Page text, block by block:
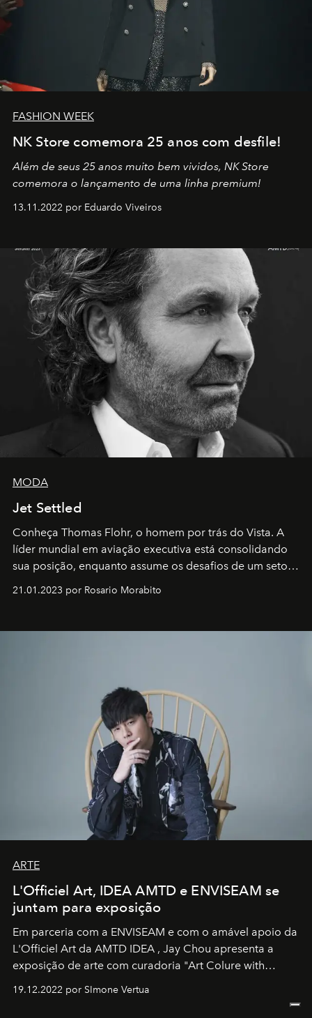
FASHION WEEK
NK Store comemora 25 anos com desfile!
Além de seus 25 anos muito bem vividos, NK Store
comemora o lançamento de uma linha premium!
13.11.2022 por Eduardo Viveiros
MODA
Jet Settled
Conheça Thomas Flohr, o homem por trás do Vista. A
líder mundial em aviação executiva está consolidando
sua posição, enquanto assume os desafios de um setor
21.01.2023 por Rosario Morabito
ARTE
L'Officiel Art, IDEA AMTD e ENVISEAM se
juntam para exposição
Em parceria com a ENVISEAM e com o amável apoio da
L'Officiel Art da AMTD IDEA , Jay Chou apresenta a
exposição de arte com curadoria "Art Colure with
19.12.2022 por SImone Vertua